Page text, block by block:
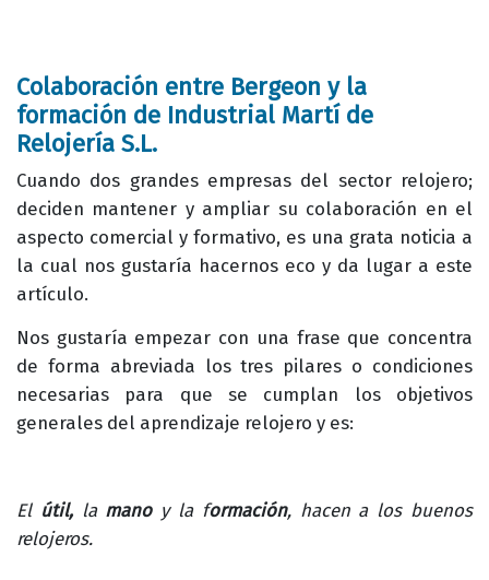
Colaboración entre Bergeon y la
formación de Industrial Martí de
Relojería S.L.
Cuando dos grandes empresas del sector relojero;
deciden mantener y ampliar su colaboración en el
aspecto comercial y formativo, es una grata noticia a
la cual nos gustaría hacernos eco y da lugar a este
artículo.
Nos gustaría empezar con una frase que concentra
de forma abreviada los tres pilares o condiciones
necesarias para que se cumplan los objetivos
generales del aprendizaje relojero y es:
El útil,la manoy la formación, hacen a los buenos
relojeros.